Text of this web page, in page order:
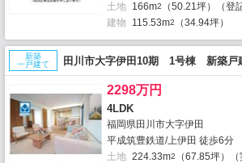
土地 166m2
（50.21坪）（登
建物
115.53m2 （34.94坪）
新築
一戸建て
田川市大字伊田10期 1号棟 新築戸
2298万円
4LDK
福岡県田川市大字伊田
平成筑豊鉄道/上伊田 徒歩6分
土地 224.33m2
（67.85坪）（